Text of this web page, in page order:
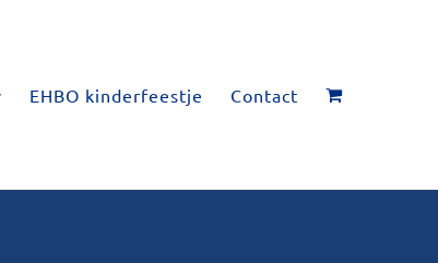
EHBO kinderfeestje Contact